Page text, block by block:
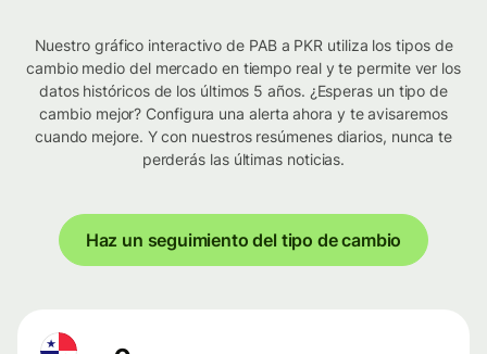
Nuestro gráfico interactivo de PAB a PKR utiliza los tipos de
cambio medio del mercado en tiempo real y te permite ver los
datos históricos de los últimos 5 años. ¿Esperas un tipo de
cambio mejor? Configura una alerta ahora y te avisaremos
cuando mejore. Y con nuestros resúmenes diarios, nunca te
perderás las últimas noticias.
Haz un seguimiento del tipo de cambio